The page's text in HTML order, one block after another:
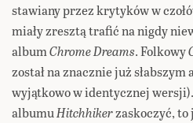
stawiany przez krytyków w
miały zresztą trafić na nigdy
albumChrome Dreams. Folkowy
został na znacznie już słabszym
wyjątkowo w identycznej
albumuHitchhikerzaskoczyć,